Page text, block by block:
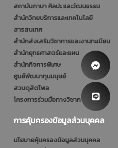
สถาบันภาษา ศิลปะ และวัฒนธรรม
สำนักวิทยบริการและเทคโนโลยี
สารสนเทศ
สำนักส่งเสริมวิชาการและงานทะเบียน
สำนักยุทธศาสตร์และแผน
สำนักกิจการพิเศษ
ศูนย์พัฒนาทุนมนุษย์
สวนดุสิตโพล
โครงการร่วมมือทางวิชาการ (รมป.)
การคุ้มครองข้อมูลส่วนบุคคล
นโยบายคุ้มครองข้อมูลส่วนบุคคล